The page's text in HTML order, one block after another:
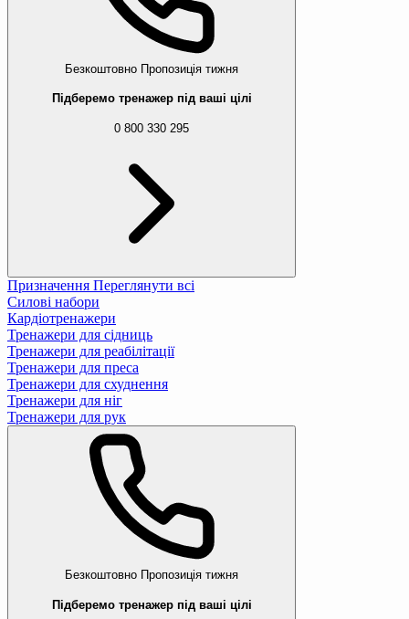
Безкоштовно Пропозиція тижня
Підберемо тренажер під ваші цілі
0 800 330 295
Призначення Переглянути всі
Силові набори
Кардіотренажери
Тренажери для сідниць
Тренажери для реабілітації
Тренажери для преса
Тренажери для схуднення
Тренажери для ніг
Тренажери для рук
Безкоштовно Пропозиція тижня
Підберемо тренажер під ваші цілі